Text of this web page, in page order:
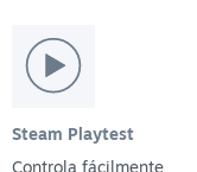
Steam Playtest
Controla fácilmente